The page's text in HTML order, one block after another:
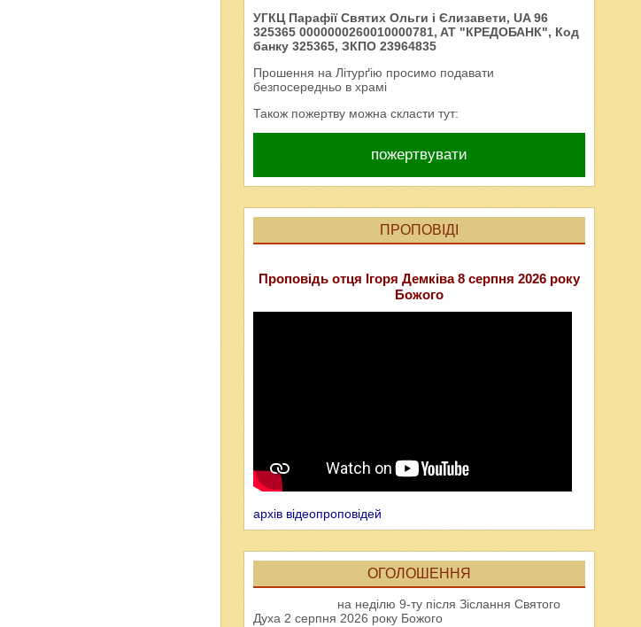
УГКЦ Парафії Святих Ольги і Єлизавети, UA 96
325365 0000000260010000781, AT "КРЕДОБАНК", Код
банку 325365, ЗКПО 23964835
Прошення на Літурґію просимо подавати
безпосередньо в храмі
Також пожертву можна скласти тут:
пожертвувати
ПРОПОВІДІ
Проповідь отця Ігоря Демківа 8 серпня 2026 року
Божого
архів відеопроповідей
ОГОЛОШЕННЯ
на неділю 9-ту після Зіслання Святого
Духа 2 серпня 2026 року Божого